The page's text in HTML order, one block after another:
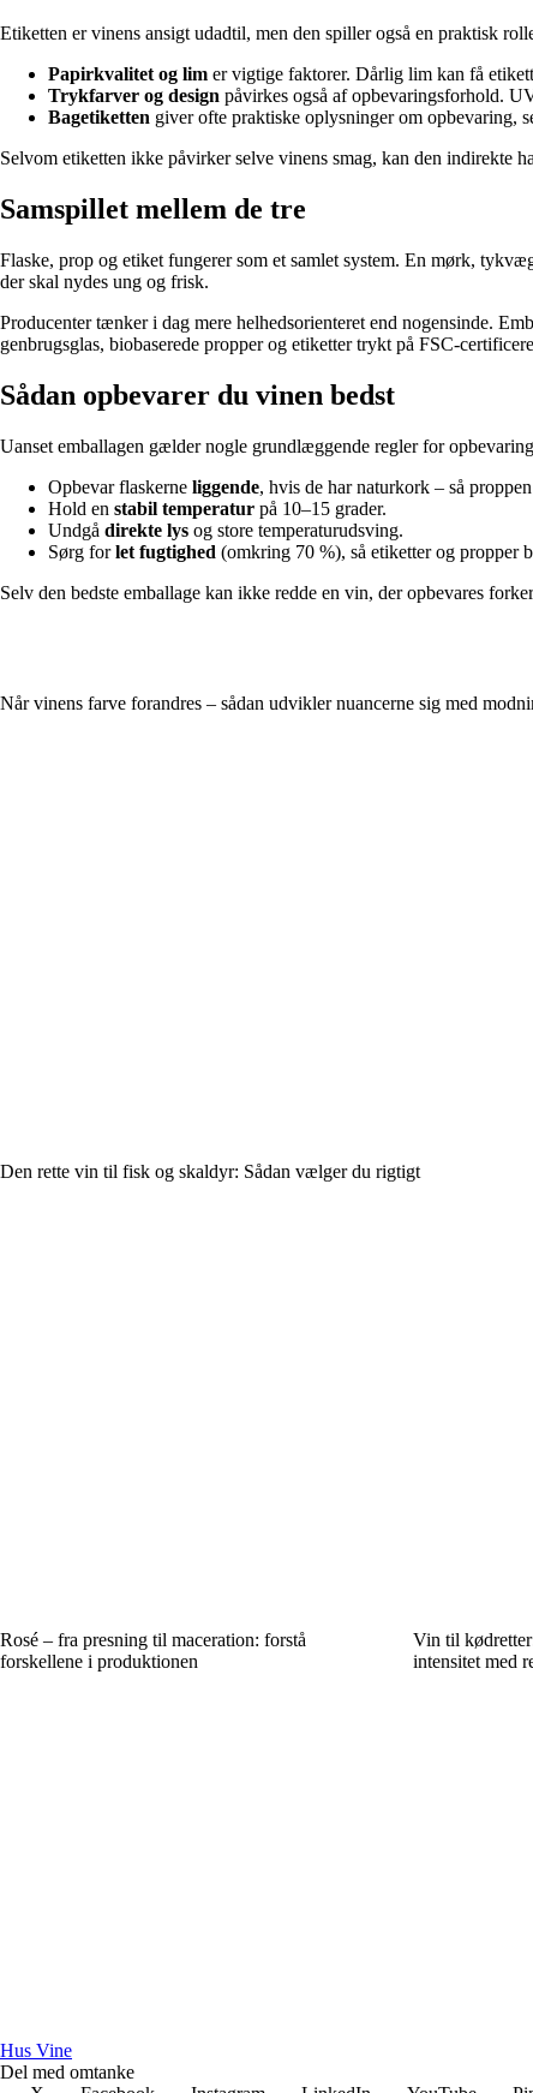
Etiketten er vinens ansigt udadtil, men den spiller også en praktisk
Papirkvalitet og lim er vigtige faktorer. Dårlig lim kan få
Trykfarver og design påvirkes også af opbevaringsforhold.
Bagetiketten giver ofte praktiske oplysninger om opbevaring,
Selvom etiketten ikke påvirker selve vinens smag, kan den indirekte
Samspillet mellem de tre
Flaske, prop og etiket fungerer som et samlet system. En mørk,
der skal nydes ung og frisk.
Producenter tænker i dag mere helhedsorienteret end nogensinde.
genbrugsglas, biobaserede propper og etiketter trykt på FSC-
Sådan opbevarer du vinen bedst
Uanset emballagen gælder nogle grundlæggende regler for
Opbevar flaskerne liggende, hvis de har naturkork – så
Hold en stabil temperatur på 10–15 grader.
Undgå direkte lys og store temperaturudsving.
Sørg forlet fugtighed (omkring 70 %), så etiketter og propper
Selv den bedste emballage kan ikke redde en vin, der opbevares
Når vinens farve forandres – sådan udvikler nuancerne sig med
Den rette vin til fisk og skaldyr: Sådan vælger du rigtigt
Rosé – fra presning til maceration: forstå
forskellene i produktionen
Vin til
intensitet med
Hus Vine
Del med omtanke